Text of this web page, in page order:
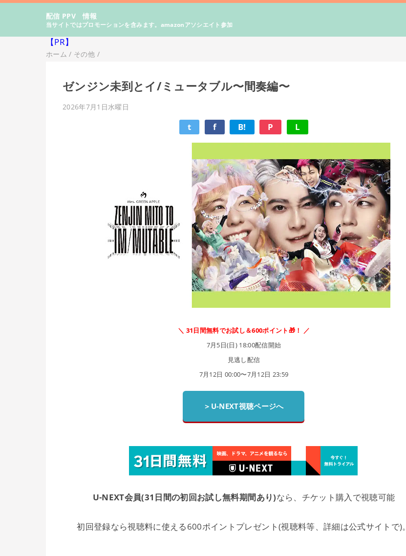
配信 PPV 情報
当サイトではプロモーションを含みます。amazonアソシエイト参加
【PR】
ホーム / その他 /
ゼンジン未到とイ/ミュータブル〜間奏編〜
2026年7月1日水曜日
t f B! P L
＼ 31日間無料でお試し＆600ポイント🎁！ ／
7月5日(日) 18:00配信開始
見逃し配信
7月12日 00:00〜7月12日 23:59
＞U-NEXT視聴ページへ
U-NEXT会員(31日間の初回お試し無料期間あり)なら、チケット購入で視聴可能
初回登録なら視聴料に使える600ポイントプレゼント(視聴料等、詳細は公式サイトで)。